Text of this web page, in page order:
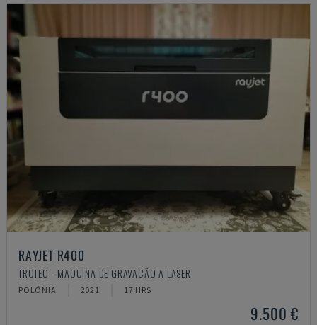
RAYJET R400
TROTEC - MÁQUINA DE GRAVAÇÃO A LASER
POLÓNIA 2021 17 HRS
9.500 €